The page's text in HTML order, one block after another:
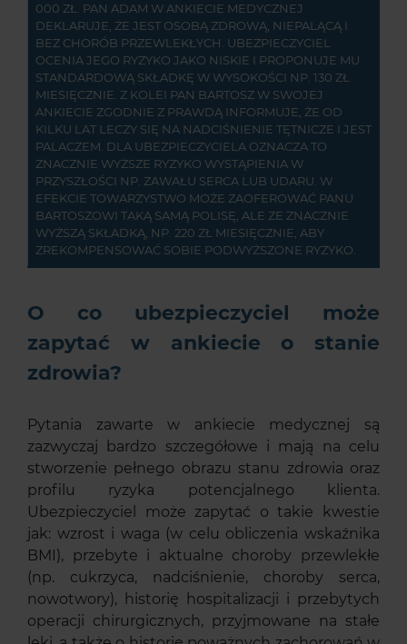
000 ZŁ. PAN ADAM W ANKIECIE MEDYCZNEJ
DEKLARUJE, ŻE JEST OSOBĄ ZDROWĄ, NIEPALĄCĄ I
BEZ CHORÓB PRZEWLEKŁYCH. UBEZPIECZYCIEL
OCENIA JEGO RYZYKO JAKO NISKIE I PROPONUJE MU
STANDARDOWĄ SKŁADKĘ W WYSOKOŚCI NP. 130 ZŁ
MIESIĘCZNIE. Z KOLEI PAN BARTOSZ W SWOJEJ
ANKIECIE ZGODNIE Z PRAWDĄ INFORMUJE, ŻE OD
KILKU LAT LECZY SIĘ NA NADCIŚNIENIE TĘTNICZE I JEST
PALACZEM. DLA UBEZPIECZYCIELA OZNACZA TO
ZNACZNIE WYŻSZE RYZYKO WYSTĄPIENIA W
PRZYSZŁOŚCI NP. ZAWAŁU SERCA LUB UDARU. W
EFEKCIE TOWARZYSTWO MOŻE ZAOFEROWAĆ PANU
BARTOSZOWI TAKĄ SAMĄ POLISĘ, ALE ZE ZNACZNIE
WYŻSZĄ SKŁADKĄ, NP. 220 ZŁ MIESIĘCZNIE, ABY
ZREKOMPENSOWAĆ SOBIE PODWYŻSZONE RYZYKO.
O co ubezpieczyciel może
zapytać w ankiecie o stanie
zdrowia?
Pytania zawarte w ankiecie medycznej są
zazwyczaj bardzo szczegółowe i mają na celu
stworzenie pełnego obrazu stanu zdrowia oraz
profilu ryzyka potencjalnego klienta.
Ubezpieczyciel może zapytać o takie kwestie
jak: wzrost i waga (w celu obliczenia wskaźnika
BMI), przebyte i aktualne choroby przewlekłe
(np. cukrzyca, nadciśnienie, choroby serca,
nowotwory), historię hospitalizacji i przebytych
operacji chirurgicznych, przyjmowane na stałe